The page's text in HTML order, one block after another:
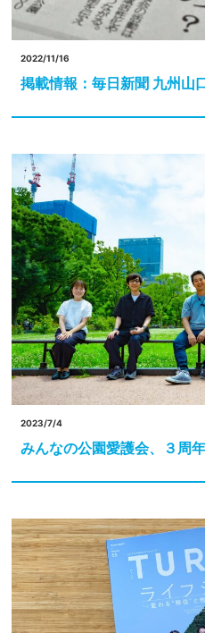
2022/11/16
掲載情報：毎日新聞 九州山
2023/7/4
みんなの公園愛護会、３周